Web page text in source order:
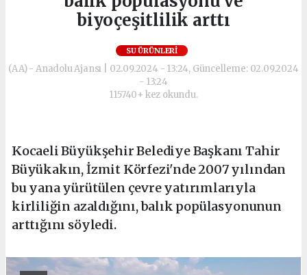
biyoçeşitlilik arttı
SU ÜRÜNLERI
(AA) - Anadolu Ajansı | 02.09.2024 - 13:24, Güncelleme: 02.09.2024
- 13:24
115740+ kez okundu.
Kocaeli Büyükşehir Belediye Başkanı Tahir
Büyükakın, İzmit Körfezi'nde 2007 yılından
bu yana yürütülen çevre yatırımlarıyla
kirliliğin azaldığını, balık popülasyonunun
arttığını söyledi.